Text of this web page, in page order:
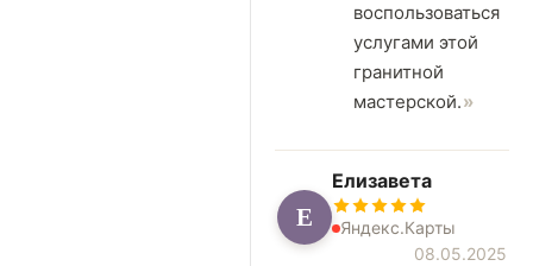
воспользоваться
услугами этой
гранитной
мастерской.
Е
Елизавета
Яндекс.Карты
08.05.2025